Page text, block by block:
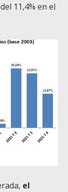
11,4% en el
el